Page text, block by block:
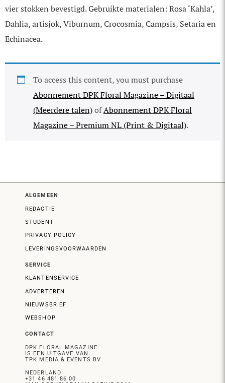
vier stokken bevestigd. Gebruikte materialen: Rosa ‘Kahla’,
Dahlia, artisjok, Viburnum, Crocosmia, Campsis, Setaria en
Echinacea.
To access this content, you must purchase
Abonnement DPK Floral Magazine – Digitaal
(Meerdere talen)ofAbonnement DPK Floral
Magazine – Premium NL (Print & Digitaal).
ALGEMEEN
REDACTIE
STUDENT
PRIVACY POLICY
LEVERINGSVOORWAARDEN
SERVICE
KLANTENSERVICE
ADVERTEREN
NIEUWSBRIEF
WEBSHOP
CONTACT
DPK FLORAL MAGAZINE
IS EEN UITGAVE VAN
TPK MEDIA & EVENTS BV
NEDERLAND
+31 46 481 86 00